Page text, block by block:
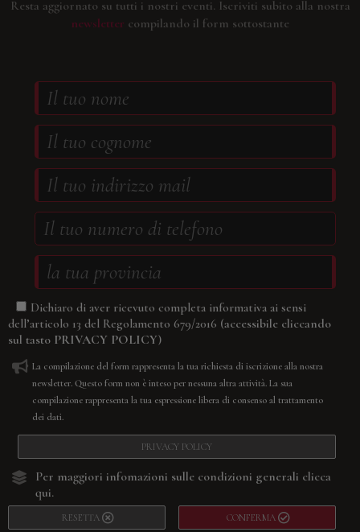
Resta aggiornato su tutti i nostri eventi. Iscriviti subito alla nostra
newsletter compilando il form sottostante
Dichiaro di aver ricevuto completa informativa ai sensi
dell’articolo 13 del Regolamento 679/2016 (accessibile cliccando
sul tasto PRIVACY POLICY)
La compilazione del form rappresenta la tua richiesta di iscrizione alla nostra
newsletter. Questo form non è inteso per nessuna altra attività. La sua
compilazione rappresenta la tua espressione libera di consenso al trattamento
dei dati.
PRIVACY POLICY
Per maggiori infomazioni sulle condizioni generali clicca
qui.
RESETTA CONFERMA